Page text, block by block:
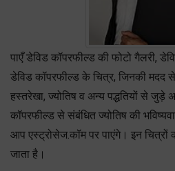
पाएँ डेविड कॉपरफील्ड की फोटो गैलरी,
डेविड कॉपरफील्ड के चित्र, जिनकी मदद
हस्तरेखा, ज्योतिष व अन्य पद्धतियों से
कॉपरफील्ड से संबंधित ज्योतिष की
आप एस्ट्रोसेज.कॉम पर पाएंगे। इन
जाता है।